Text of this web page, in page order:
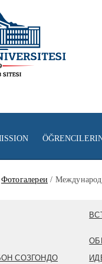
Фотогалереи /
СОЗГОНДО